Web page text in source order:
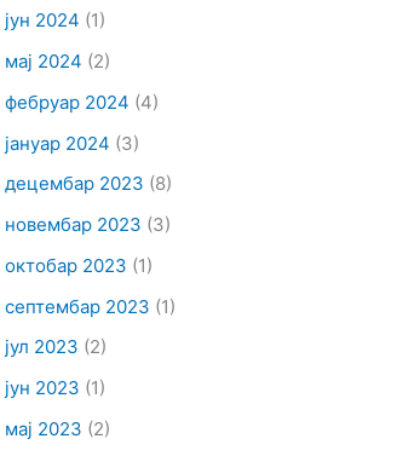
јун 2024 (1)
мај 2024 (2)
фебруар 2024 (4)
јануар 2024 (3)
децембар 2023 (8)
новембар 2023 (3)
октобар 2023 (1)
септембар 2023 (1)
јул 2023 (2)
јун 2023 (1)
мај 2023 (2)